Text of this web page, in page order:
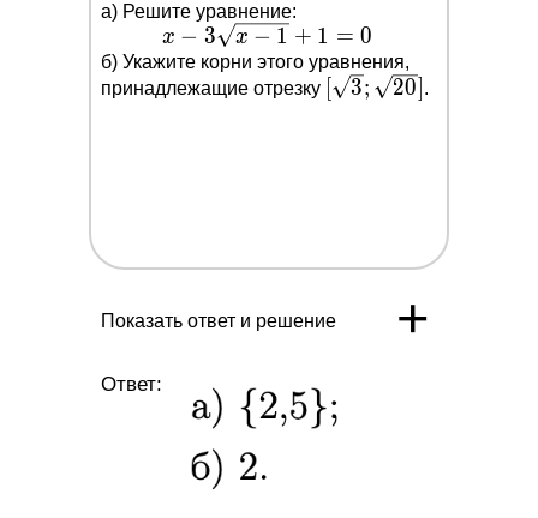
Получить скидку
a) Решите уравнение:
x-3
\sqrt{x-
1}+1=0
x − 3 x − 1 + 1 = 0
б) Укажите корни этого уравнения,
принадлежащие отрезку [\sqrt{3} ;
3; 20 .
Показать ответ и решение +
Ответ:
ООО «ПРОФИМАТИКА»
Образовательная лицензия
No Л035-01298-77/05715043